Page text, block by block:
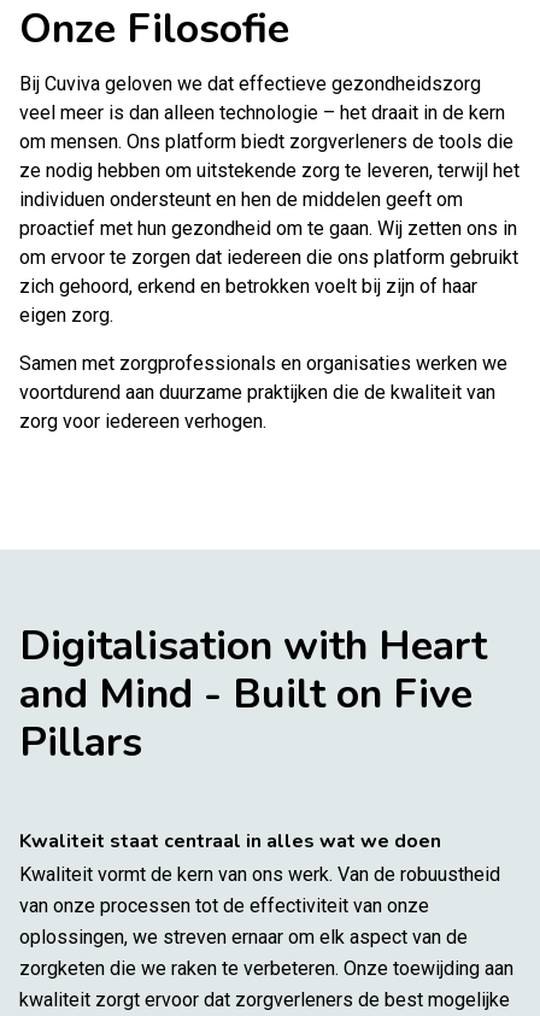
Onze Filosofie
Bij Cuviva geloven we dat effectieve gezondheidszorg
veel meer is dan alleen technologie – het draait in de kern
om mensen. Ons platform biedt zorgverleners de tools die
ze nodig hebben om uitstekende zorg te leveren, terwijl het
individuen ondersteunt en hen de middelen geeft om
proactief met hun gezondheid om te gaan. Wij zetten ons in
om ervoor te zorgen dat iedereen die ons platform gebruikt
zich gehoord, erkend en betrokken voelt bij zijn of haar
eigen zorg.
Samen met zorgprofessionals en organisaties werken we
voortdurend aan duurzame praktijken die de kwaliteit van
zorg voor iedereen verhogen.
Digitalisation with Heart
and Mind - Built on Five
Pillars
Kwaliteit staat centraal in alles wat we doen
Kwaliteit vormt de kern van ons werk. Van de robuustheid
van onze processen tot de effectiviteit van onze
oplossingen, we streven ernaar om elk aspect van de
zorgketen die we raken te verbeteren. Onze toewijding aan
kwaliteit zorgt ervoor dat zorgverleners de best mogelijke